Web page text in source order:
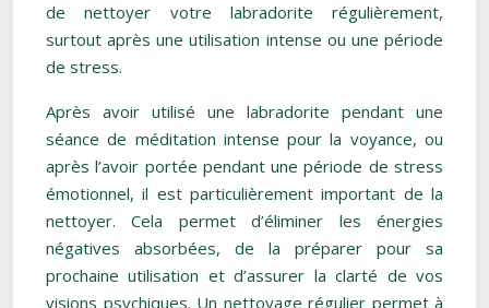
de nettoyer votre labradorite régulièrement,
surtout après une utilisation intense ou une période
de stress.
Après avoir utilisé une labradorite pendant une
séance de méditation intense pour la voyance, ou
après l’avoir portée pendant une période de stress
émotionnel, il est particulièrement important de la
nettoyer. Cela permet d’éliminer les énergies
négatives absorbées, de la préparer pour sa
prochaine utilisation et d’assurer la clarté de vos
visions psychiques. Un nettoyage régulier permet à